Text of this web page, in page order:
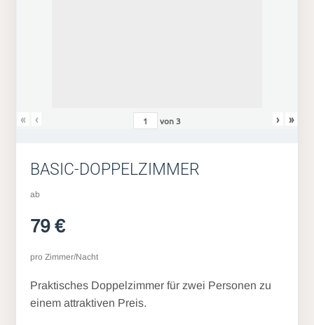
« ‹ von3 › »
BASIC-DOPPELZIMMER
ab
79 €
pro Zimmer/Nacht
Praktisches Doppelzimmer für zwei Personen zu
einem attraktiven Preis.